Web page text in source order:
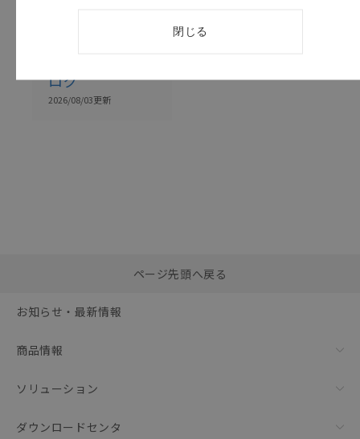
カタログ
M12/M8 丸型
ログ
2026/08/03更新
括ダウンロード
ページ先頭へ戻る
お知らせ・最新情報
商品情報
ソリューション
ダウンロードセンタ
閉じる